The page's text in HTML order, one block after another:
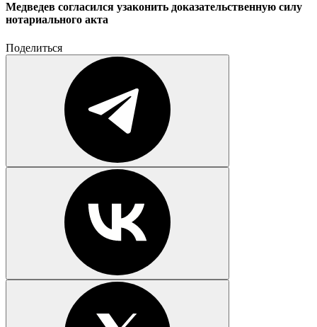
Медведев согласился узаконить доказательственную силу
нотариального акта
Поделиться